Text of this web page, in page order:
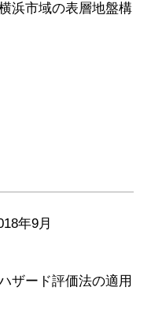
浜市域の表層地盤構
年9月
ザード評価法の適用